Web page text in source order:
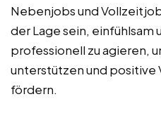
Nebenjobs und
der Lage sein, einfühlsam
professionell zu agieren,
unterstützen und positive
fördern.